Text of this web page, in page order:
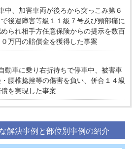
中、加害車両が後ろから突っこみ第６
後遺障害等級１１級７号及び頸部痛に
られ相手方任意保険からの提示を数百
万円の賠償金を獲得した事案
動車に乗り右折待ちで停車中、被害車
腰椎捻挫等の傷害を負い、併合１４級
を実現した事案
解決事例と部位別事例の紹介